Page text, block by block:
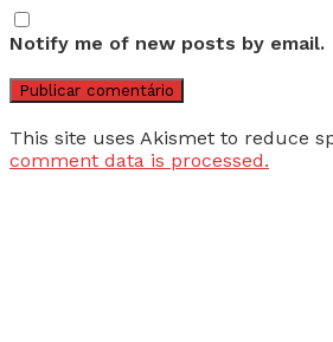
Notify me of new posts by email.
This site uses Akismet to reduce
comment data is processed.